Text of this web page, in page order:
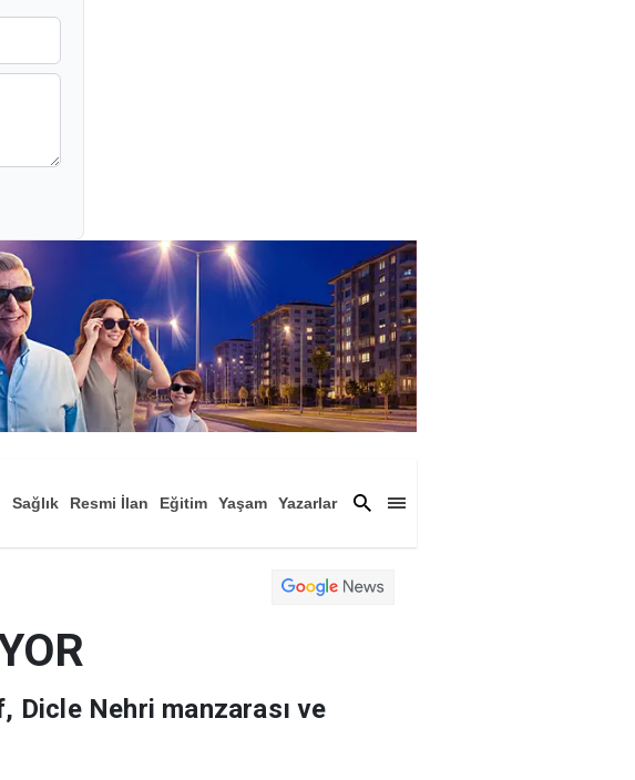
Sağlık Resmi İlan Eğitim
Yaşam
Yazarlar
Dicle Nehri manzarası ve